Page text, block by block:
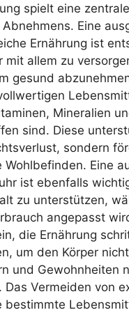
spielt eine
Eine
Ernährung ist
mit allem zu
gesund
Mineralien
sind. Diese
sondern
Wohlbefinden. Eine
ist ebenfalls
zu unterstützen,
angepasst
die Ernährung
um den Körper
und Gewohnheiten
Das Vermeiden von
bestimmte